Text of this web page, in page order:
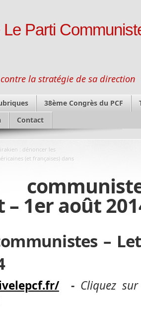
Le Parti
la stratégie de sa direction
38ème Congrès du PCF
Contact
: dénoncer les
(et françaises) dans
1er août
–
- Cliquez